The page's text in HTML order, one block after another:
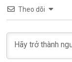
Theo dõi